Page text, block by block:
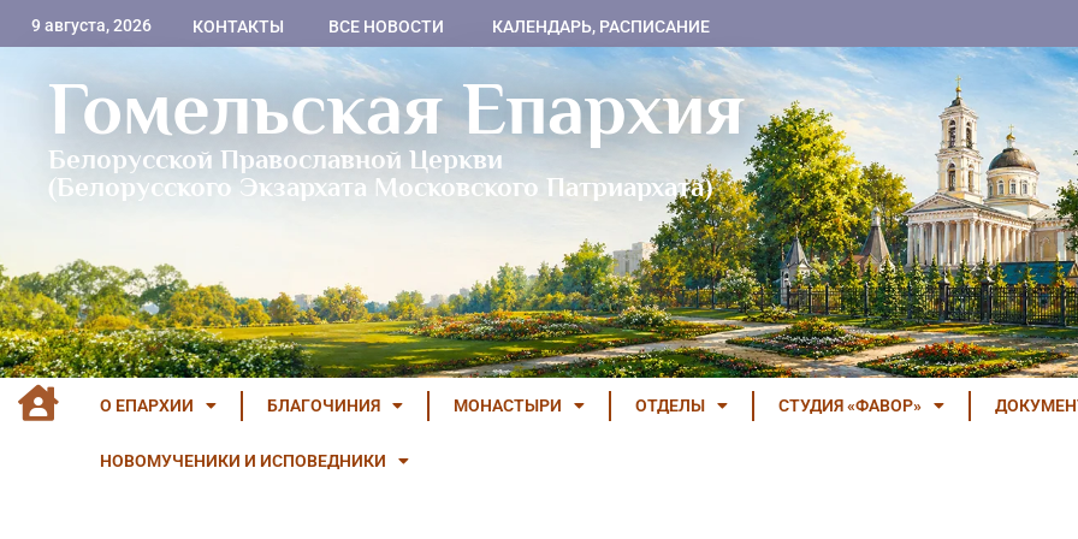
9 августа, 2026 КОНТАКТЫ ВСЕ НОВОСТИ КАЛЕНДАРЬ, РАСПИСАНИЕ
Гомельская Епархия
Белорусской Православной Церкви
(Белорусского Экзархата Московского Патриархата)
О ЕПАРХИИ БЛАГОЧИНИЯ МОНАСТЫРИ ОТДЕЛЫ СТУДИЯ «ФАВОР»
НОВОМУЧЕНИКИ И ИСПОВЕДНИКИ